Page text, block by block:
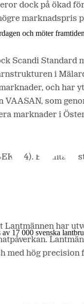
och möter
17 000 svenska
dock på ökad
marknadspris
Scandi Standard
i
och har
som
marknader i
(54). Ett antal
har
med hög precision